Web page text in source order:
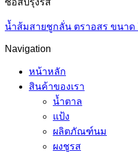
ซอสปรุงรส
น้ำส้มสายชูกลั่น ตราอสร ขนาด
Navigation
หน้าหลัก
สินค้าของเรา
น้ำตาล
แป้ง
ผลิตภัณฑ์นม
ผงชูรส